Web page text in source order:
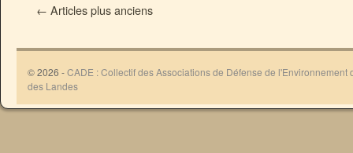
← Articles plus anciens
© 2026 -CADE : Collectif des Associations de Défense de l'Environnement
des Landes